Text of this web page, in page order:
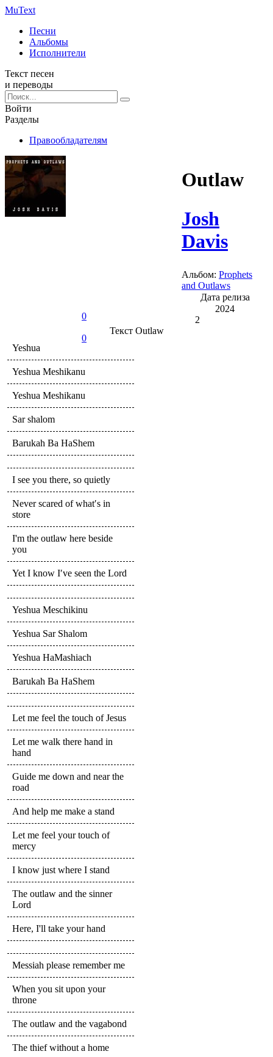
MuText
Песни
Альбомы
Исполнители
Текст песен
и переводы
Войти
Разделы
Правообладателям
0
0
Outlaw
Josh
Davis
Альбом: Prophets
and Outlaws
Дата релиза
2024
2
ТекстOutlaw
Yeshua
Yeshua Meshikanu
Yeshua Meshikanu
Sar shalom
Barukah Ba HaShem
I see you there, so quietly
Never scared of what′s in
store
I'm the outlaw here beside
you
Yet I know I′ve seen the Lord
Yeshua Meschikinu
Yeshua Sar Shalom
Yeshua HaMashiach
Barukah Ba HaShem
Let me feel the touch of Jesus
Let me walk there hand in
hand
Guide me down and near the
road
And help me make a stand
Let me feel your touch of
mercy
I know just where I stand
The outlaw and the sinner
Lord
Here, I'll take your hand
Messiah please remember me
When you sit upon your
throne
The outlaw and the vagabond
The thief without a home